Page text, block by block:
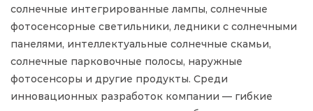
солнечные интегрированные лампы, солнечные
фотосенсорные светильники, ледники с солнечными
панелями, интеллектуальные солнечные скамьи,
солнечные парковочные полосы, наружные
фотосенсоры и другие продукты. Среди
инновационных разработок компании — гибкие